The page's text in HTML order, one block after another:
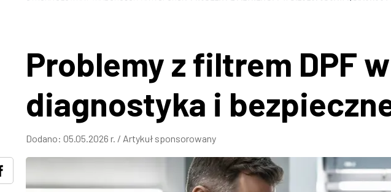
Problemy z filtrem DPF
diagnostyka i
Dodano: 05.05.2026 r. / Artykuł sponsorowany